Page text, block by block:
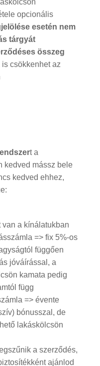
opcionális
esetén nem
tárgyát
összeg
csökkenhet az
t a
kedved mássz bele
kedved ehhez,
van a kínálatukban
=> fix 5%-os
függően
jóváírással, a
kamata pedig
függ
=> évente
bónusszal, de
lakáskölcsön
a szerződés,
ajánlod